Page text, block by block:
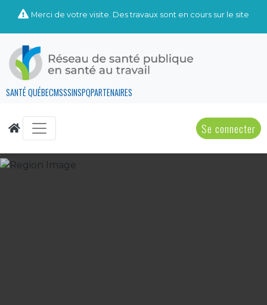
Merci de votre visite. Des travaux sont en cours sur le site
SANTÉ QUÉBECMSSSINSPQPARTENAIRES
Se connecter